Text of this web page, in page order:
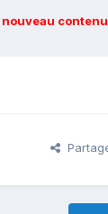
nouveau